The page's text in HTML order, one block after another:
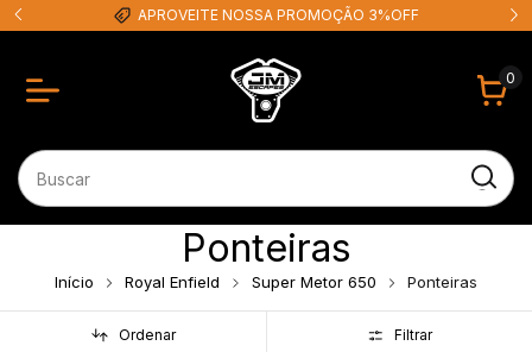
APROVEITE NOSSA PROMOÇÃO 3%OFF
0
Ponteiras
Início Royal Enfield Super Metor 650 Ponteiras
Ordenar Filtrar